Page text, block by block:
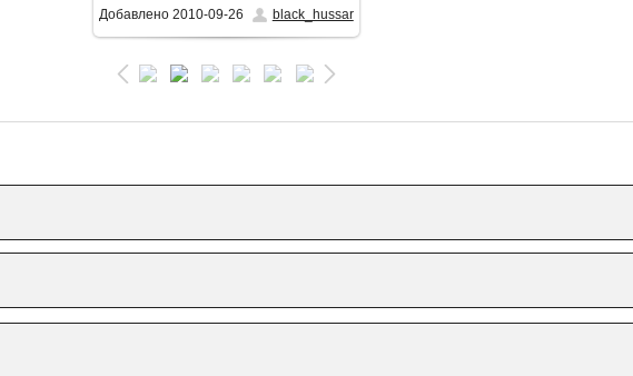
369.2Kb
Добавлено2010-09-26 black_hussar